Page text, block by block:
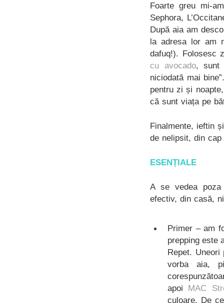
Foarte greu mi-
Sephora,
După aia am
la adresa lor am
dafuq!). Folosesc
cu avocado, sunt
niciodată mai
pentru zi și
că sunt viața pe
Finalmente, ieftin
de nelipsit, din
ESENȚIALE
A se vedea
efectiv, din casă,
Primer – am
prepping este
Repet.
vorba aia,
apoi MAC
culoare. De